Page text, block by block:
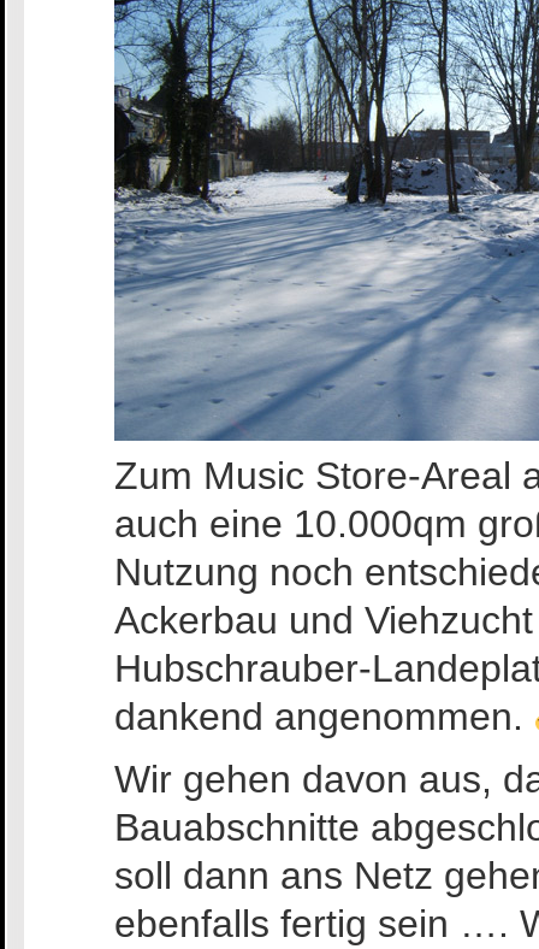
Zum Music Store-Areal
auch eine 10.000qm
Nutzung noch
Ackerbau und
Hubschrauber-
dankend angenommen.
Wir gehen davon aus,
Bauabschnitte
soll dann ans Netz
ebenfalls fertig sein ….